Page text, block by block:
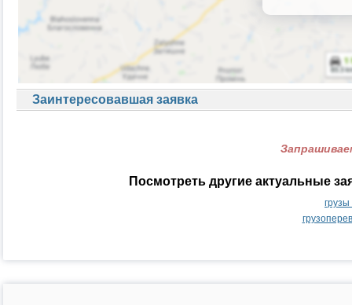
Заинтересовавшая заявка
Посмотреть другие актуальные